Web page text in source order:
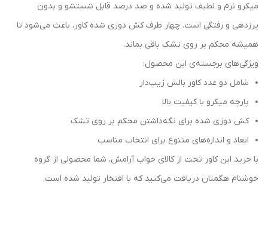
میکرو نرم و لطیف تولید شده و صد درصد قابل شستشو و بدون
پرزدهی و رفتگی است. چهار طرف کش دوزی شده کاور، باعث می‌شود تا
همیشه محکم بر روی تشک باقی بماند.
ویژگی‌های برجسته‌ی این محصول:
شامل دو عدد کاور بالش زیپ‌دار
پارچه میکرو با کیفیت بالا
کش دوزی شده برای نگه‌داشتن محکم بر روی تشک
ابعاد و اندازه‌های متنوع برای انتخاب مناسب
با خرید این کاور تخت از کالای خواب آرامش، شما محصولی از گروه
خوشنام هگمتان دریافت می‌کنید که با افتخار تولید شده است.